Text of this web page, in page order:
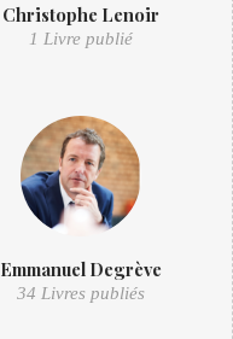
Christophe Lenoir
1 Livre publié
Emmanuel Degrève
34 Livres publiés